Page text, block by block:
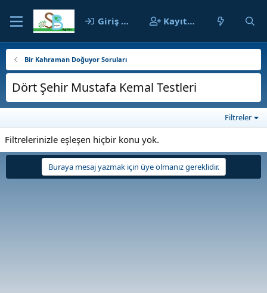
Giriş yap Kayıt ol
Bir Kahraman Doğuyor Soruları
Dört Şehir Mustafa Kemal Testleri
Filtreler
Filtrelerinizle eşleşen hiçbir konu yok.
Buraya mesaj yazmak için üye olmanız gereklidir.